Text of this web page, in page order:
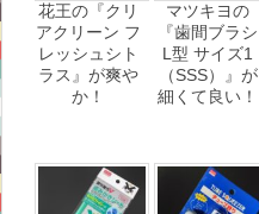
花王の『クリ
アクリーン フ
レッシュシト
ラス』が爽や
か！
マツキヨの
『歯間ブラシ
L型 サイズ1
（SSS）』が
細くて良い！